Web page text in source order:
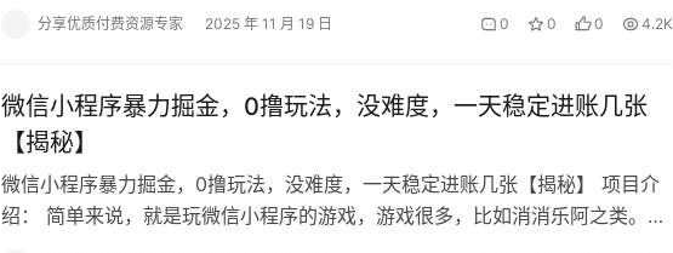
分享优质付费资源专家 2025 年 11 月 19 日 0 0 0 4.2K
微信小程序暴力掘金，0撸玩法，没难度，一天稳定进账几张
【揭秘】
微信小程序暴力掘金，0撸玩法，没难度，一天稳定进账几张【揭秘】 项目介
绍： 简单来说，就是玩微信小程序的游戏，游戏很多，比如消消乐阿之类。在